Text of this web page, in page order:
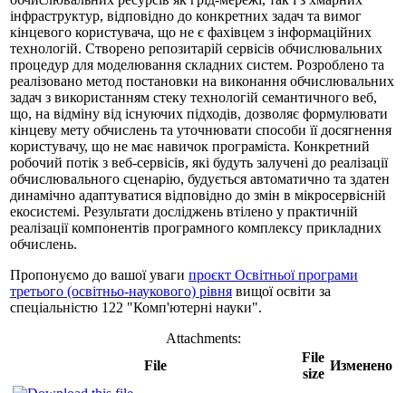
інфраструктур, відповідно до конкретних задач та вимог
кінцевого користувача, що не є фахівцем з інформаційних
технологій. Створено репозитарій сервісів обчислювальних
процедур для моделювання складних систем. Розроблено та
реалізовано метод постановки на виконання обчислювальних
задач з використанням стеку технологій семантичного веб,
що, на відміну від існуючих підходів, дозволяє формулювати
кінцеву мету обчислень та уточнювати способи її досягнення
користувачу, що не має навичок програміста. Конкретний
робочий потік з веб-сервісів, які будуть залучені до реалізації
обчислювального сценарію, будується автоматично та здатен
динамічно адаптуватися відповідно до змін в мікросервісній
екосистемі. Результати досліджень втілено у практичній
реалізації компонентів програмного комплексу прикладних
обчислень.
Пропонуємо до вашої уваги проєкт Освітньої програми
третього (освітньо-наукового) рівня вищої освіти за
спеціальністю 122 "Комп'ютерні науки".
Attachments:
File
File
size
Изменено